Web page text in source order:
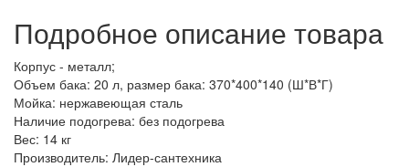
Подробное описание товара
Корпус - металл;
Объем бака: 20 л, размер бака: 370*400*140 (Ш*В*Г)
Мойка: нержавеющая сталь
Наличие подогрева: без подогрева
Вес: 14 кг
Производитель: Лидер-сантехника